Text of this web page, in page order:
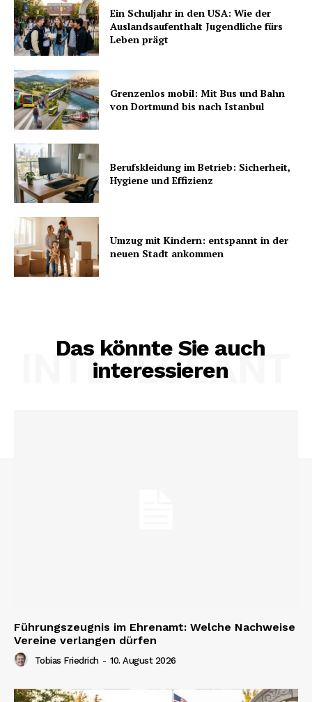
Ein Schuljahr in den USA: Wie der
Auslandsaufenthalt Jugendliche fürs
Leben prägt
Grenzenlos mobil: Mit Bus und Bahn
von Dortmund bis nach Istanbul
Berufskleidung im Betrieb: Sicherheit,
Hygiene und Effizienz
Umzug mit Kindern: entspannt in der
neuen Stadt ankommen
Das könnte Sie auch
interessieren
INTERESSANT
Führungszeugnis im Ehrenamt: Welche Nachweise
Vereine verlangen dürfen
Tobias Friedrich - 10. August 2026